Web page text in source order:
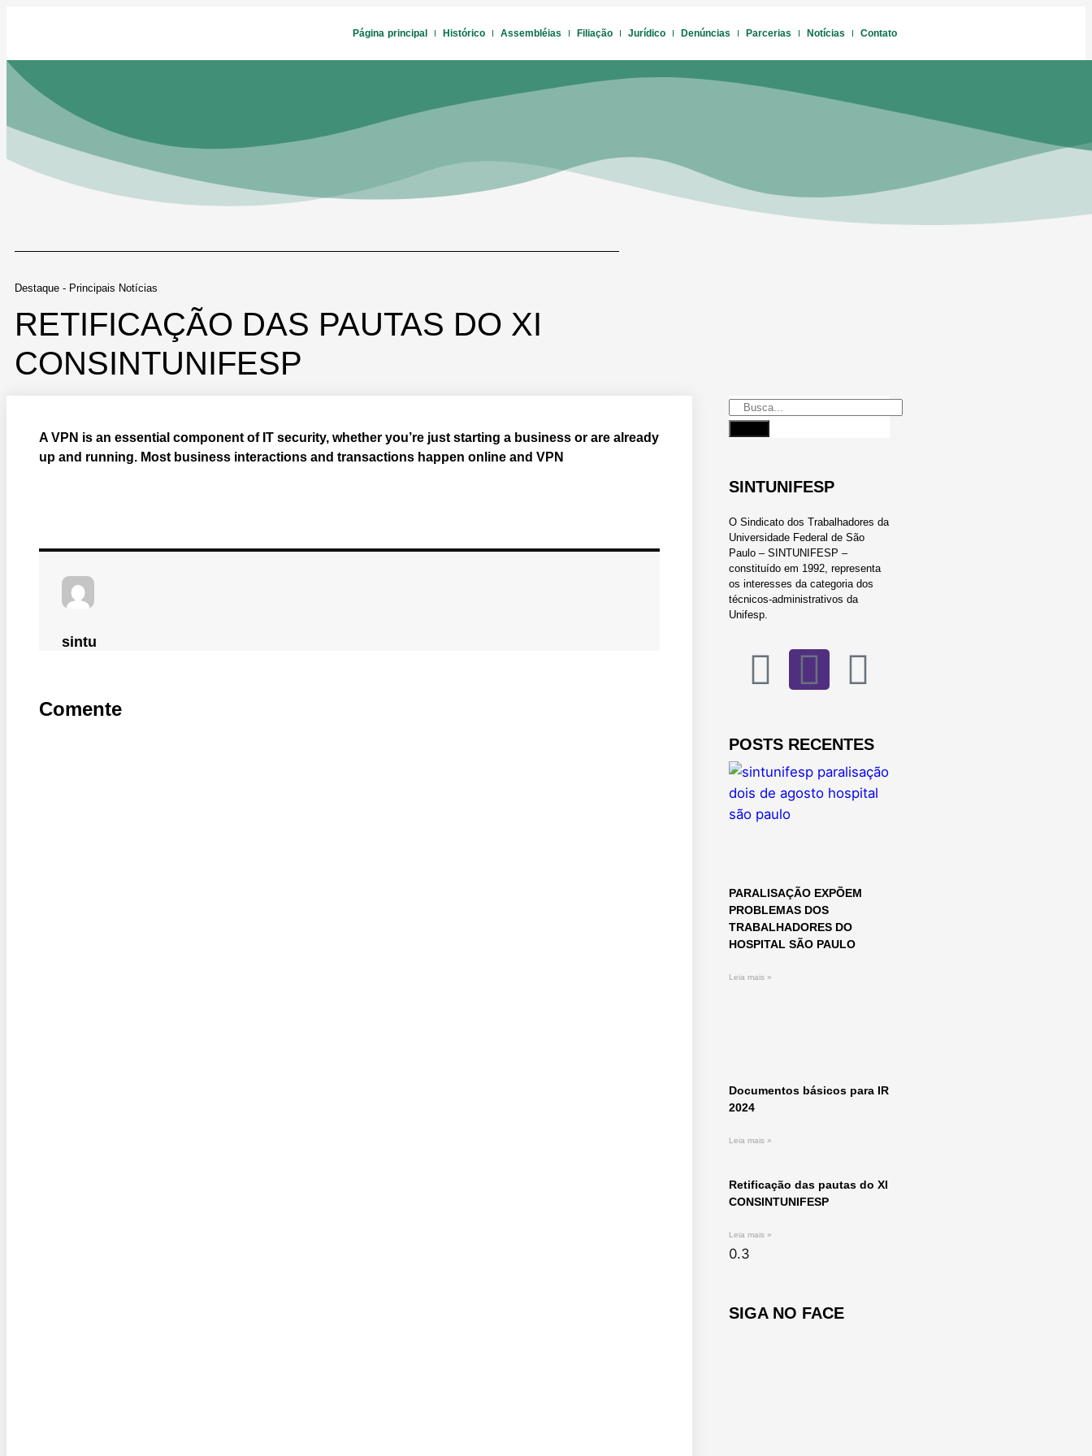
Página principal Histórico Assembléias Filiação Jurídico Denúncias Parcerias Notícias Contato
Destaque - Principais Notícias
RETIFICAÇÃO DAS PAUTAS DO XI
CONSINTUNIFESP
A VPN is an essential component of IT security, whether you’re just starting a business or are already
up and running. Most business interactions and transactions happen online and VPN
sintu
Comente
SINTUNIFESP
O Sindicato dos Trabalhadores da
Universidade Federal de São
Paulo – SINTUNIFESP –
constituído em 1992, representa
os interesses da categoria dos
técnicos-administrativos da
Unifesp.
POSTS RECENTES
PARALISAÇÃO EXPÕEM
PROBLEMAS DOS
TRABALHADORES DO
HOSPITAL SÃO PAULO
Leia mais »
Documentos básicos para IR
2024
Leia mais »
Retificação das pautas do XI
CONSINTUNIFESP
Leia mais »
SIGA NO FACE